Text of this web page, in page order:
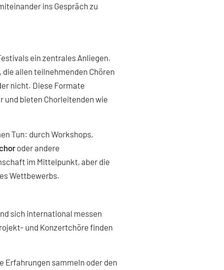
ins Gespräch zu
ein zentrales Anliegen.
allen teilnehmenden Chören
nicht. Diese Formate
bieten Chorleitenden wie
Tun: durch Workshops,
oder andere
im Mittelpunkt, aber die
Wettbewerbs.
sich international messen
und Konzertchöre finden
Erfahrungen sammeln oder den